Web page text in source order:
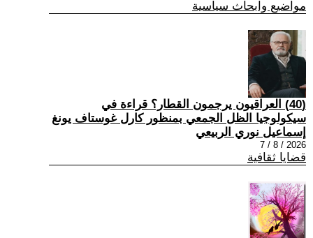
مواضيع وابحاث سياسية
(40) العراقيون يرجمون القطار؟ قراءة في
سيكولوجيا الظل الجمعي بمنظور كارل غوستاف يونغ
إسماعيل نوري الربيعي
2026 / 8 / 7
قضايا ثقافية